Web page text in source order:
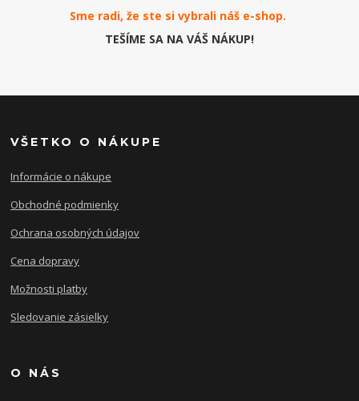
Sme radi, že ste si vybrali náš e-shop.
TEŠÍME SA NA VÁŠ NÁKUP!
VŠETKO O NÁKUPE
Informácie o nákupe
Obchodné podmienky
Ochrana osobných údajov
Cena dopravy
Možnosti platby
Sledovanie zásielky
O NÁS